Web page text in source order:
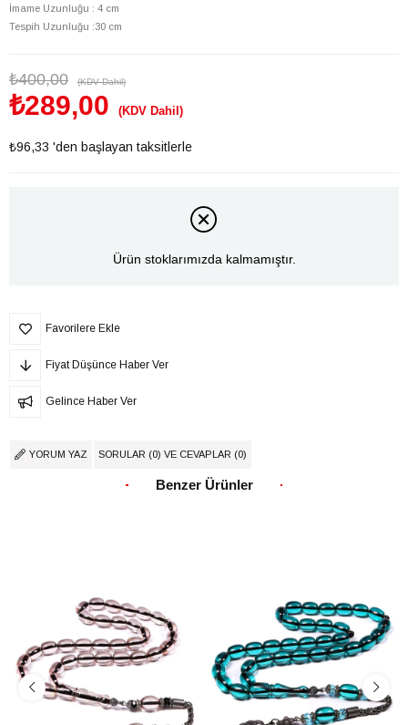
İmame Uzunluğu : 4 cm
Tespih Uzunluğu :30 cm
₺400,00 (KDV Dahil)
₺289,00 (KDV Dahil)
₺96,33 'den başlayan taksitlerle
Ürün stoklarımızda kalmamıştır.
Favorilere Ekle
Fiyat Düşünce Haber Ver
Gelince Haber Ver
YORUM YAZ SORULAR (0) VE CEVAPLAR (0)
Benzer Ürünler